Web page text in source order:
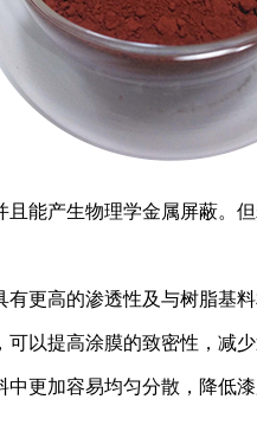
能产生物理学金属屏蔽。
更高的渗透性及与树脂基
以提高涂膜的致密性，减少
更加容易均匀分散，降低漆